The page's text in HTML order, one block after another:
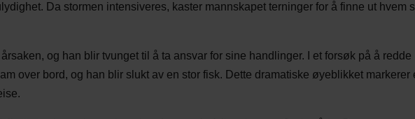
Da stormen intensiveres, kaster mannskapet terninger for å finne ut hvem
og han blir tvunget til å ta ansvar for sine handlinger. I et forsøk på å redde
over bord, og han blir slukt av en stor fisk. Dette dramatiske øyeblikket markerer